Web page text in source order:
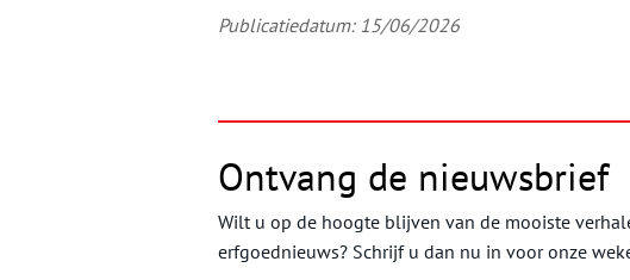
Publicatiedatum: 15/06/2026
Ontvang de nieuwsbrief
Wilt u op de hoogte blijven van de mooiste
erfgoednieuws? Schrijf u dan nu in voor onze